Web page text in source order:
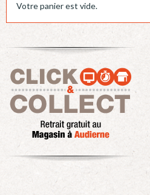
Votre panier est vide.